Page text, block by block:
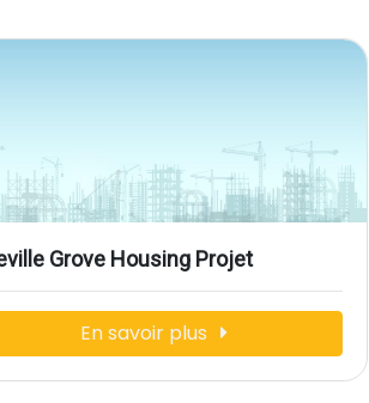
Grove Housing Projet
En savoir plus